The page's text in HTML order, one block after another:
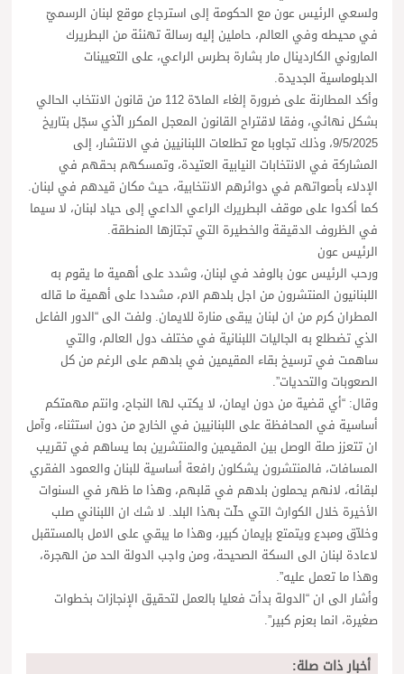
ولسعي الرئيس عون مع الحكومة إلى استرجاع موقع لبنان الرسميّ
في محيطه وفي العالم، حاملين إليه رسالة تهنئة من البطريرك
الماروني الكاردينال مار بشارة بطرس الراعي، على التعيينات
الدبلوماسية الجديدة.
وأكد المطارنة على ضرورة إلغاء المادّة 112 من قانون الانتخاب الحالي
بشكل نهائي، وفقا لاقتراح القانون المعجل المكرر الّذي سجّل بتاريخ
9/5/2025، وذلك تجاوبا مع تطلعات اللبنانيين في الانتشار، إلى
المشاركة في الانتخابات النيابية العتيدة، وتمسكهم بحقهم في
الإدلاء بأصواتهم في دوائرهم الانتخابية، حيث مكان قيدهم في لبنان.
كما أكدوا على موقف البطريرك الراعي الداعي إلى حياد لبنان، لا سيما
في الظروف الدقيقة والخطيرة التي تجتازها المنطقة.
الرئيس عون
ورحب الرئيس عون بالوفد في لبنان، وشدد على أهمية ما يقوم به
اللبنانيون المنتشرون من اجل بلدهم الام، مشددا على أهمية ما قاله
المطران كرم من ان لبنان يبقى منارة للايمان. ولفت الى “الدور الفاعل
الذي تضطلع به الجاليات اللبنانية في مختلف دول العالم، والتي
ساهمت في ترسيخ بقاء المقيمين في بلدهم على الرغم من كل
الصعوبات والتحديات”.
وقال: “أي قضية من دون ايمان، لا يكتب لها النجاح، وانتم مهمتكم
أساسية في المحافظة على اللبنانيين في الخارج من دون استثناء، وآمل
ان تتعزز صلة الوصل بين المقيمين والمنتشرين بما يساهم في تقريب
المسافات، فالمنتشرون يشكلون رافعة أساسية للبنان والعمود الفقري
لبقائه، لانهم يحملون بلدهم في قلبهم، وهذا ما ظهر في السنوات
الأخيرة خلال الكوارث التي حلّت بهذا البلد. لا شك ان اللبناني صلب
وخلاّق ومبدع ويتمتع بإيمان كبير، وهذا ما يبقي على الامل بالمستقبل
لاعادة لبنان الى السكة الصحيحة، ومن واجب الدولة الحد من الهجرة،
وهذا ما تعمل عليه”.
وأشار الى ان “الدولة بدأت فعليا بالعمل لتحقيق الإنجازات بخطوات
صغيرة، انما بعزم كبير”.
أخبار ذات صلة: